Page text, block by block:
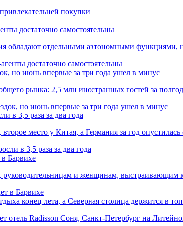
достаточно самостоятельны
обладают отдельными автономными функциями,
но июнь впервые за три года ушел в минус
рынка: 2,5 млн иностранных гостей за
в 3,5 раза за два года
второе место у Китая, а Германия за год
Барвихе
руководительницам и женщинам, выстраивающим
конец лета, а Северная столица держится в
отель Radisson Соня, Санкт-Петербург на